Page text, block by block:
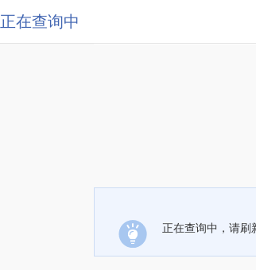
正在查询中
正在查询中，请刷